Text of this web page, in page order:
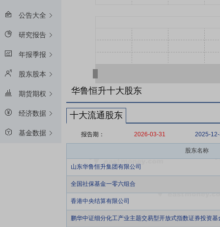
公告大全
研究报告
年报季报
股东股本
期货期权
经济数据
基金数据
华鲁恒升十大股东
十大流通股东
报告期： 2026-03-31 2025-
股东名称
山东华鲁恒升集团有限公司
全国社保基金一零六组合
香港中央结算有限公司
鹏华中证细分化工产业主题交易型开放式指数证券投资基